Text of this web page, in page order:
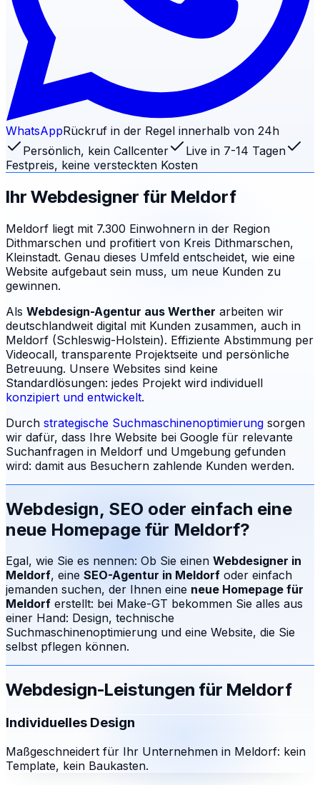
WhatsAppRückruf in der Regel innerhalb von 24h
Persönlich, kein Callcenter
Live in 7-14 Tagen
Festpreis, keine versteckten Kosten
Ihr Webdesigner für Meldorf
Meldorf liegt mit 7.300 Einwohnern in der Region
Dithmarschen und profitiert von Kreis Dithmarschen,
Kleinstadt. Genau dieses Umfeld entscheidet, wie eine
Website aufgebaut sein muss, um neue Kunden zu
gewinnen.
Als Webdesign-Agentur aus Werther arbeiten wir
deutschlandweit digital mit Kunden zusammen, auch in
Meldorf (Schleswig-Holstein). Effiziente Abstimmung per
Videocall, transparente Projektseite und persönliche
Betreuung. Unsere Websites sind keine
Standardlösungen: jedes Projekt wird individuell
konzipiert und entwickelt.
Durch strategische Suchmaschinenoptimierung sorgen
wir dafür, dass Ihre Website bei Google für relevante
Suchanfragen in Meldorf und Umgebung gefunden
wird: damit aus Besuchern zahlende Kunden werden.
Webdesign, SEO oder einfach eine
neue Homepage für Meldorf?
Egal, wie Sie es nennen: Ob Sie einen Webdesigner in
Meldorf, eine SEO-Agentur in Meldorf oder einfach
jemanden suchen, der Ihnen eine neue Homepage für
Meldorf erstellt: bei Make-GT bekommen Sie alles aus
einer Hand: Design, technische
Suchmaschinenoptimierung und eine Website, die Sie
selbst pflegen können.
Webdesign-Leistungen für Meldorf
Individuelles Design
Maßgeschneidert für Ihr Unternehmen in Meldorf: kein
Template, kein Baukasten.